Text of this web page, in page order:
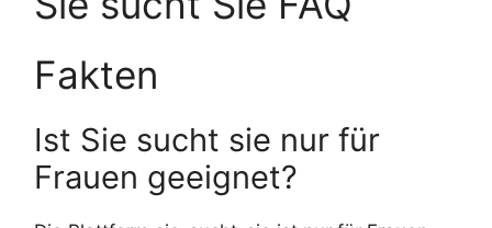
Fakten
Ist Sie sucht sie nur für
Frauen geeignet?